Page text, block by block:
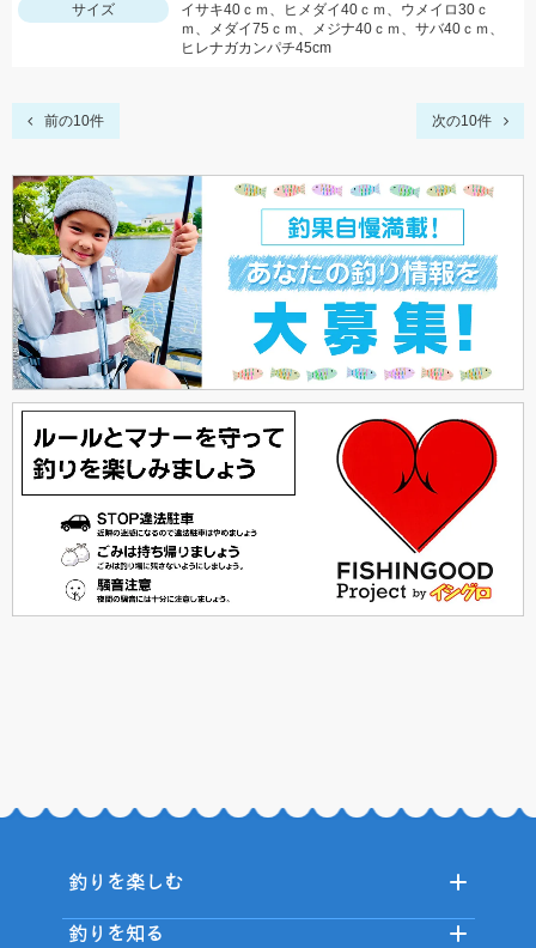
サイズ
イサキ40ｃｍ、ヒメダイ40ｃｍ、ウメイロ30ｃ
ｍ、メダイ75ｃｍ、メジナ40ｃｍ、サバ40ｃｍ、
ヒレナガカンパチ45cm
前の10件 次の10件
釣りを楽しむ
釣りを知る